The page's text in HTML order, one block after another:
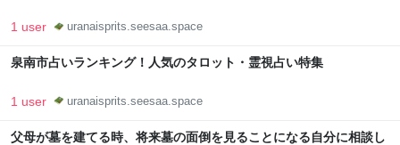
1 user uranaisprits.seesaa.space
泉南市占いランキング！人気のタロット・霊視占い特集
1 user uranaisprits.seesaa.space
父母が墓を建てる時、将来墓の面倒を見ることになる自分に相談し